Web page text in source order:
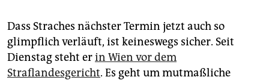
Dass Straches nächster Termin jetzt auch so
glimpflich verläuft, ist keineswegs sicher. Seit
Dienstag steht erin Wien vor dem
Straflandesgericht. Es geht um mutmaßliche